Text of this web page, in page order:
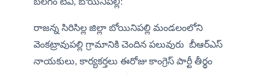
రాజన్న సిరిసిల్ల జిల్లా బోయినిపల్లి మండలంలోని
వెంకట్రావుపల్లి గ్రామానికి చెందిన పలువురు  బీఆర్ఎస్
నాయకులు, కార్యకర్తలు ఈరోజు కాంగ్రెస్ పార్టీ తీర్థం